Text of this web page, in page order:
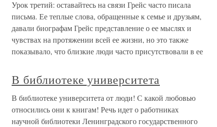
Урок третий: оставайтесь на связи Грейс часто писала
письма. Ее теплые слова, обращенные к семье и друзьям,
давали биографам Грейс представление о ее мыслях и
чувствах на протяжении всей ее жизни, но это также
показывало, что близкие люди часто присутствовали в ее
В библиотеке университета
В библиотеке университета от люди! С какой любовью
относились они к книгам! Речь идет о работниках
научной библиотеки Ленинградского государственного